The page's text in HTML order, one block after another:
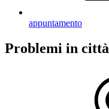
appuntamento
Problemi in città